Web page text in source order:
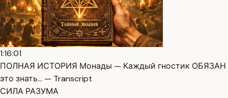
1:16:01
ПОЛНАЯ ИСТОРИЯ Монады — Каждый гностик ОБЯЗАН
это знать… — Transcript
СИЛА РАЗУМА